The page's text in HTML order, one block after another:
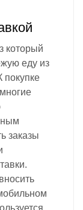
который
еду из
покупке
заказы